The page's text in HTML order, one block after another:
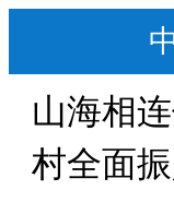
山海相
村全面